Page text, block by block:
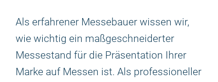
Als erfahrener Messebauer wissen wir,
wie wichtig ein maßgeschneiderter
Messestand für die Präsentation Ihrer
Marke auf Messen ist. Als professioneller